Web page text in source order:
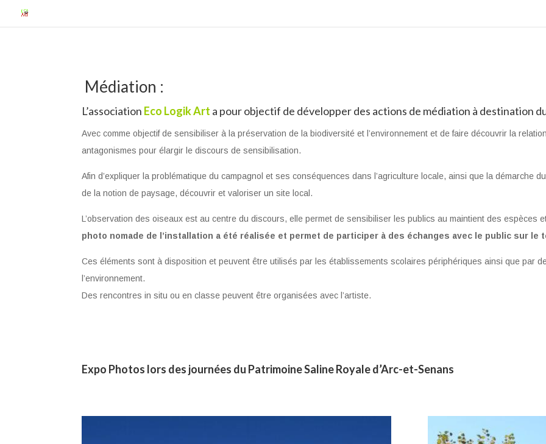
Médiation :
L’association Eco Logik Art a pour objectif de développer des actions de médiation à destination
Avec comme objectif de sensibiliser à la préservation de la biodiversité et l’environnement et de faire découvrir la
antagonismes pour élargir le discours de sensibilisation.
Afin d’expliquer la problématique du campagnol et ses conséquences dans l’agriculture locale, ainsi que la démarche
de la notion de paysage, découvrir et valoriser un site local.
L’observation des oiseaux est au centre du discours, elle permet de sensibiliser les publics au maintient des espèces
photo nomade de l’installation a été réalisée et permet de participer à des échanges avec le public sur le
Ces éléments sont à disposition et peuvent être utilisés par les établissements scolaires périphériques ainsi que par
l’environnement.
Des rencontres in situ ou en classe peuvent être organisées avec l’artiste.
Expo Photos lors des journées du Patrimoine Saline Royale d’Arc-et-Senans